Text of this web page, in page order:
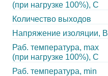
(при нагрузке 100%), C
Количество выходов
Напряжение изоляции, В
Раб. температура, max
(при нагрузке 100%), C
Раб. температура, min